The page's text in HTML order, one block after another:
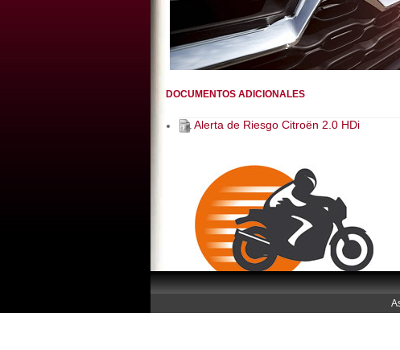
DOCUMENTOS ADICIONALES
Alerta de Riesgo Citroën 2.0 HDi